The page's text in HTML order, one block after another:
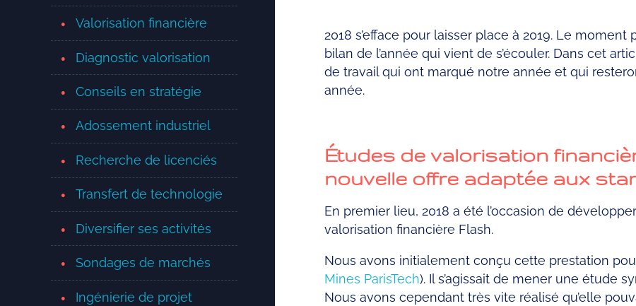
Valorisation financière
Diagnostic valorisation
Conseils en stratégie
Adossement industriel
Recherche de licenciés
Transfert de technologie
Diversifier ses activités
Sondages de marchés
Ingénierie de projet
2018 s’efface pour laisser place à 2019. Le
bilan de l’année qui vient de s’écouler. Dans cet
de travail qui ont marqué notre année et qui
année.
Études de valorisation
nouvelle offre adaptée aux
En premier lieu, 2018 a été l’occasion de
valorisation financière Flash.
Nous avons initialement conçu cette prestation
Mines ParisTech). Il s’agissait de mener une étude
Nous avons cependant très vite réalisé qu’elle